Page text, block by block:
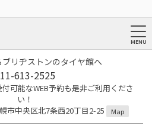
リヂストンのタイヤ館へ
613-2525
可能なWEB予約も是非ご利用くださ
い！
市中央区北7条西20丁目2-25
Map